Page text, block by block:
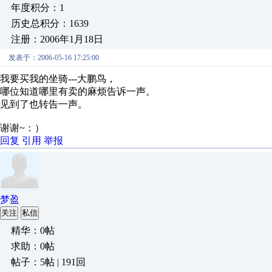
年度积分：1
历史总积分：1639
注册：2006年1月18日
发表于：2006-05-16 17:25:00
我要买我的坐骑---大鹏鸟，
哪位知道哪里有卖的麻烦告诉一声。
见到了也转告一声。
谢谢~：）
回复 引用 举报
梦盈
关注 私信
精华：0帖
求助：0帖
帖子：5帖 | 191回